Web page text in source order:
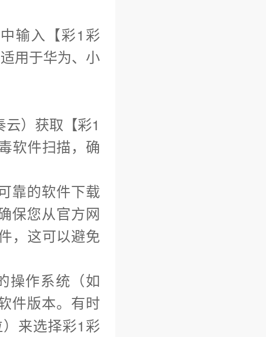
输入【彩1彩
用于华为、小
）获取【彩1
软件扫描，确
靠的软件下载
保您从官方网
，这可以避免
操作系统（如
件版本。有时
来选择彩1彩